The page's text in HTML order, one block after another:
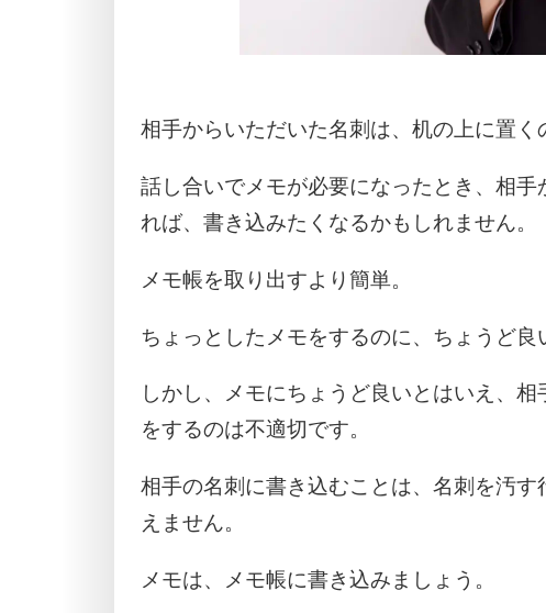
相手からいただいた名刺は、机の上に置く
話し合いでメモが必要になったとき、相
れば、書き込みたくなるかもしれません。
メモ帳を取り出すより簡単。
ちょっとしたメモをするのに、ちょうど良
しかし、メモにちょうど良いとはいえ、
をするのは不適切です。
相手の名刺に書き込むことは、名刺を汚
えません。
メモは、メモ帳に書き込みましょう。